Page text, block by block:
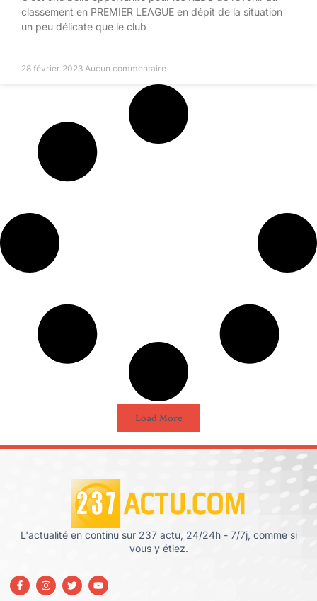
classement en PREMIER LEAGUE en dépit de la situation
un peu délicate que le club
28 février 2023 Aucun commentaire
Load More
L'actualité en continu sur 237 actu, 24/24h - 7/7j, comme si
vous y étiez.